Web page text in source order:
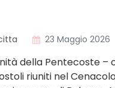
23 Maggio 2026
della Pentecoste
riuniti nel